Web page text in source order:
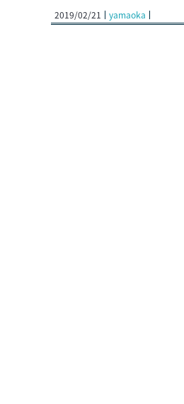
2019/02/21
yamaoka